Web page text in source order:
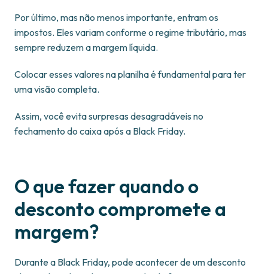
Por último, mas não menos importante, entram os
impostos. Eles variam conforme o regime tributário, mas
sempre reduzem a margem líquida.
Colocar esses valores na planilha é fundamental para ter
uma visão completa.
Assim, você evita surpresas desagradáveis no
fechamento do caixa após a Black Friday.
O que fazer quando o
desconto compromete a
margem?
Durante a Black Friday, pode acontecer de um desconto